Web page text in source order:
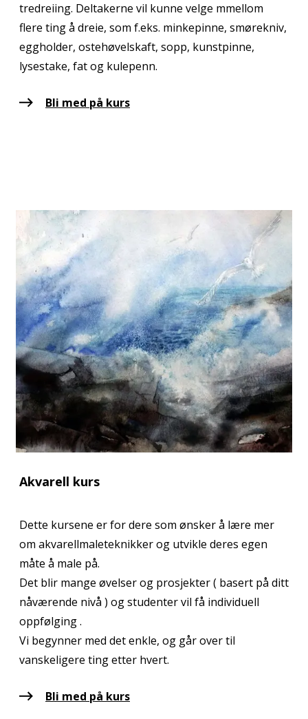
tredreiing. Deltakerne vil kunne velge mmellom
flere ting å dreie, som f.eks. minkepinne, smørekniv,
eggholder, ostehøvelskaft, sopp, kunstpinne,
lysestake, fat og kulepenn.
Bli med på kurs
Akvarell kurs
Dette kursene er for dere som ønsker å lære mer
om akvarellmaleteknikker og utvikle deres egen
måte å male på.
Det blir mange øvelser og prosjekter ( basert på ditt
nåværende nivå ) og studenter vil få individuell
oppfølging .
Vi begynner med det enkle, og går over til
vanskeligere ting etter hvert.
Bli med på kurs